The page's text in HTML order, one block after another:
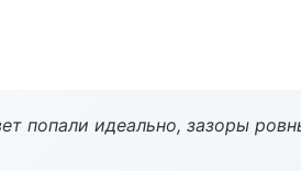
попали идеально, зазоры